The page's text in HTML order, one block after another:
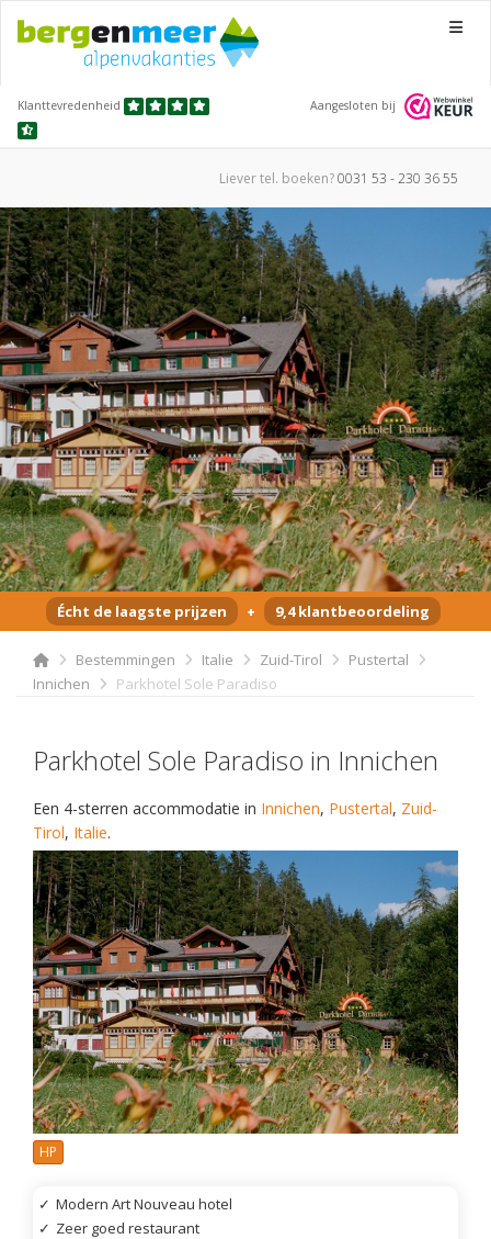
Menu
Klanttevredenheid Aangesloten bij
Liever tel. boeken?0031 53 - 230 36 55
Écht de laagste prijzen + 9,4 klantbeoordeling
Bestemmingen Italie Zuid-Tirol
Pustertal
Innichen
Parkhotel Sole Paradiso
Parkhotel Sole Paradiso in Innichen
Een 4-sterren accommodatie in Innichen, Pustertal, Zuid-
Tirol, Italie.
HP
✓ Modern Art Nouveau hotel
✓ Zeer goed restaurant